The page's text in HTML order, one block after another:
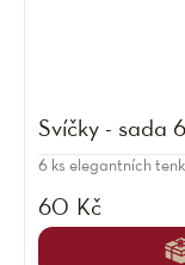
Svíčky - sada
60 Kč
6 ks elegantních